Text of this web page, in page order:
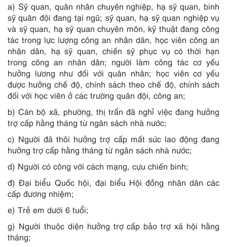
a) Sỹ quan, quân nhân chuyên nghiệp, hạ sỹ quan, binh
sỹ quân đội đang tại ngũ; sỹ quan, hạ sỹ quan nghiệp vụ
và sỹ quan, hạ sỹ quan chuyên môn, kỹ thuật đang công
tác trong lực lượng công an nhân dân, học viên công an
nhân dân, hạ sỹ quan, chiến sỹ phục vụ có thời hạn
trong công an nhân dân; người làm công tác cơ yếu
hưởng lương như đối với quân nhân; học viên cơ yếu
được hưởng chế độ, chính sách theo chế độ, chính sách
đối với học viên ở các trường quân đội, công an;
b) Cán bộ xã, phường, thị trấn đã nghỉ việc đang hưởng
trợ cấp hằng tháng từ ngân sách nhà nước;
c) Người đã thôi hưởng trợ cấp mất sức lao động đang
hưởng trợ cấp hằng tháng từ ngân sách nhà nước;
d) Người có công với cách mạng, cựu chiến binh;
đ) Đại biểu Quốc hội, đại biểu Hội đồng nhân dân các
cấp đương nhiệm;
e) Trẻ em dưới 6 tuổi;
g) Người thuộc diện hưởng trợ cấp bảo trợ xã hội hằng
tháng;